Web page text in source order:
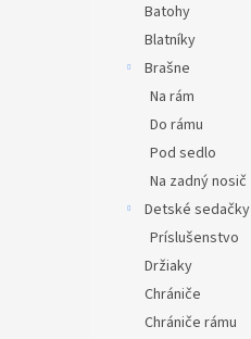
Batohy
Blatníky
Brašne
Na rám
Do rámu
Pod sedlo
Na zadný nosič
Detské sedačky
Príslušenstvo
Držiaky
Chrániče
Chrániče rámu